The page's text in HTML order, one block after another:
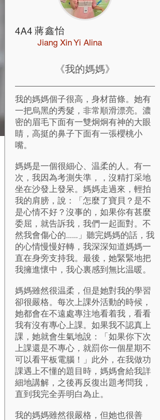
4A4 蔣鑫怡
Jiang Xin Yi Alina
《我的媽媽》
我的媽媽個子很高，身材苗條。她有
一把烏黑的秀髮，非常順滑漂亮。濃
密的眉毛下面有一雙炯炯有神的大眼
睛，高挺的鼻子下面有一張櫻桃小
嘴。
媽媽是一個很細心、温柔的人。有一
次，我因為考測失準，，沒精打采地
坐在沙發上發呆。媽媽走過來，輕拍
我的肩膀，說：「怎麼了寶貝？是不
是心情不好？沒事的，如果你有甚麼
委屈，就告訴我，我們一起面對。不
然我會傷心的……」聽完媽媽的話，我
的心情慢慢好轉，我深深知道媽媽一
直在身旁支持我。最後，她緊緊地把
我擁進懷中，我心裏感到無比温暖。
媽媽雖然很温柔，但是她對我的學習
卻很嚴格。每次上課外活動的時候，
她都會在不遠處專注地看着我，看看
我有沒有專心上課。如果我不認真上
課，她就會生氣地說：「如果你下次
上課還是不專心，就罰你一個星期不
可以看平板電腦！」此外，在我做功
課遇上不懂的題目時，媽媽會給我詳
細地講解，之後再反復出題考問我，
直到我完全弄明白為止。
我的媽媽雖然很嚴格，但她也很善